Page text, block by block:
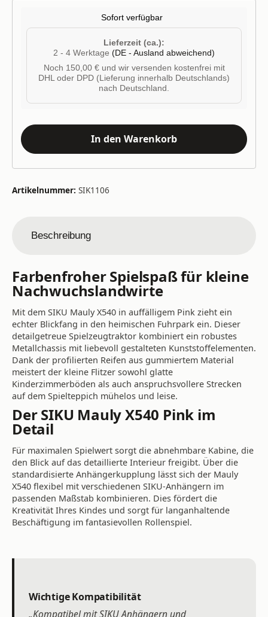
Sofort verfügbar
Lieferzeit (ca.):
2 - 4 Werktage (DE - Ausland abweichend)
Noch 150,00 € und wir versenden kostenfrei mit
DHL oder DPD (Lieferung innerhalb Deutschlands)
nach Deutschland.
In den Warenkorb
Artikelnummer: SIK1106
Beschreibung
Farbenfroher Spielspaß für kleine
Nachwuchslandwirte
Mit dem SIKU Mauly X540 in auffälligem Pink zieht ein
echter Blickfang in den heimischen Fuhrpark ein. Dieser
detailgetreue Spielzeugtraktor kombiniert ein robustes
Metallchassis mit liebevoll gestalteten Kunststoffelementen.
Dank der profilierten Reifen aus gummiertem Material
meistert der kleine Flitzer sowohl glatte
Kinderzimmerböden als auch anspruchsvollere Strecken
auf dem Spielteppich mühelos und leise.
Der SIKU Mauly X540 Pink im
Detail
Für maximalen Spielwert sorgt die abnehmbare Kabine, die
den Blick auf das detaillierte Interieur freigibt. Über die
standardisierte Anhängerkupplung lässt sich der Mauly
X540 flexibel mit verschiedenen SIKU-Anhängern im
passenden Maßstab kombinieren. Dies fördert die
Kreativität Ihres Kindes und sorgt für langanhaltende
Beschäftigung im fantasievollen Rollenspiel.
Wichtige Kompatibilität
„Kompatibel mit SIKU Anhängern und